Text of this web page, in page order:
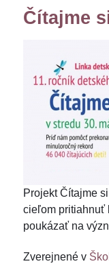
Čítajme
Projekt Čítajme
cieľom pritiahnuť
poukázať na
Zverejnené v